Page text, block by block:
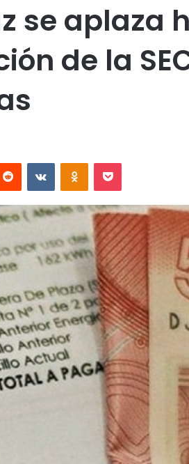
se aplaza
de la
Reddit VKontakteOdnoklassniki
Pocket